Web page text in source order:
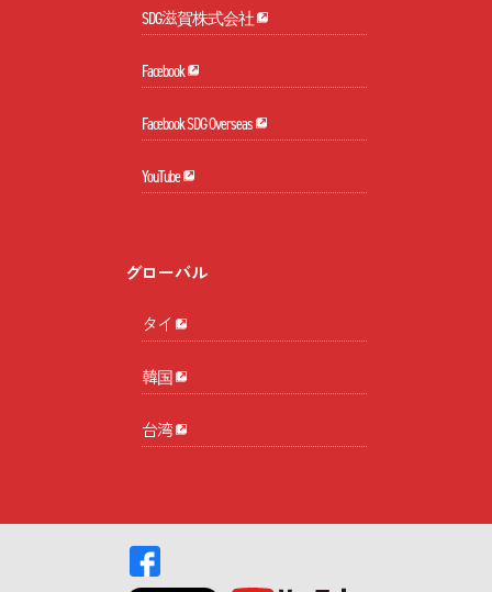
SDG滋賀株式会社
Facebook
Facebook SDG Overseas
YouTube
グローバル
タイ
韓国
台湾